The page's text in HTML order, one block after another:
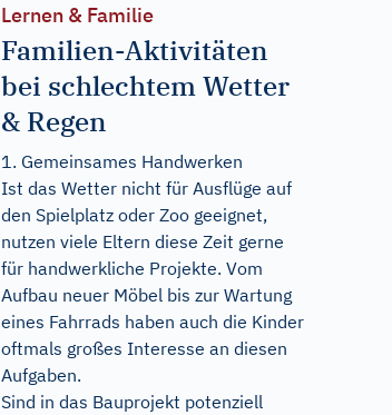
Lernen & Familie
Familien-Aktivitäten
bei schlechtem Wetter
& Regen
1. Gemeinsames Handwerken
Ist das Wetter nicht für Ausflüge auf
den Spielplatz oder Zoo geeignet,
nutzen viele Eltern diese Zeit gerne
für handwerkliche Projekte. Vom
Aufbau neuer Möbel bis zur Wartung
eines Fahrrads haben auch die Kinder
oftmals großes Interesse an diesen
Aufgaben.
Sind in das Bauprojekt potenziell